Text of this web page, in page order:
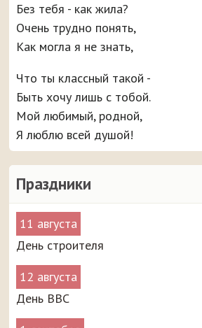
Праздники
11 августа
День строителя
12 августа
День ВВС
Без тебя - как жила?
Очень трудно понять,
Как могла я не знать,
Что ты классный такой -
Быть хочу лишь с тобой.
Мой любимый, родной,
Я люблю всей душой!